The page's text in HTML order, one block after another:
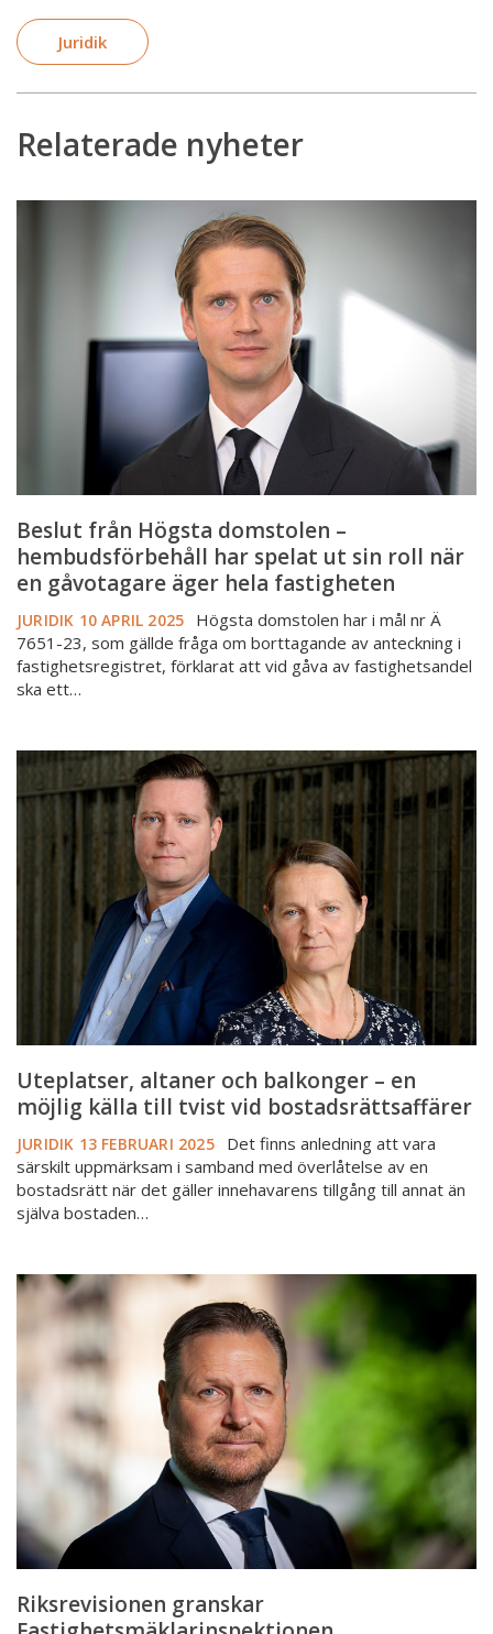
Juridik
Relaterade nyheter
Beslut
hembudsförbehåll
när
en
gåvotagare
äger
hela
fastigheten
Beslut från Högsta domstolen –
hembudsförbehåll har spelat ut sin roll när
en gåvotagare äger hela fastigheten
JURIDIK 10 APRIL 2025
Högsta domstolen har i mål nr Ä
7651-23, som gällde fråga om borttagande av anteckning i
fastighetsregistret, förklarat att vid gåva av fastighetsandel
ska ett…
Uteplatser,
altaner
och
balkonger
en
möjlig
bostadsrättsaffärer
Uteplatser, altaner och balkonger – en
möjlig källa till tvist vid bostadsrättsaffärer
JURIDIK 13 FEBRUARI 2025
Det finns anledning att vara
särskilt uppmärksam i samband med överlåtelse av en
bostadsrätt när det gäller innehavarens tillgång till annat än
själva bostaden…
Riksrevisionen
granskar
Fastighetsmäklarinspektionen
Riksrevisionen granskar